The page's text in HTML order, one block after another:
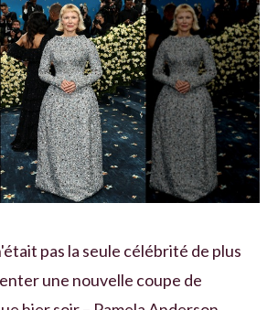
pas la seule célébrité de plus
une nouvelle coupe de